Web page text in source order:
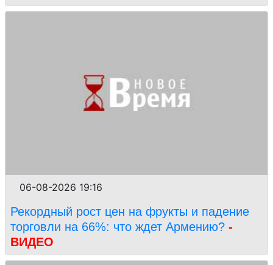
06-08-2026 19:16
Рекордный рост цен на фрукты и падение
торговли на 66%: что ждет Армению? -
ВИДЕО